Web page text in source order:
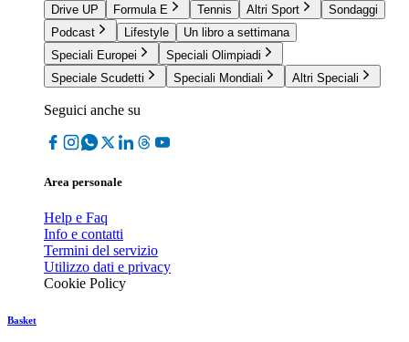
Drive UP
Formula E Tennis Altri Sport
Sondaggi
Podcast
Lifestyle
Un libro a settimana
Speciali Europei
Speciali Olimpiadi
Speciale Scudetti
Speciali Mondiali Altri Speciali
Seguici anche su
Area personale
Help e Faq
Info e contatti
Termini del servizio
Utilizzo dati e privacy
Cookie Policy
Basket